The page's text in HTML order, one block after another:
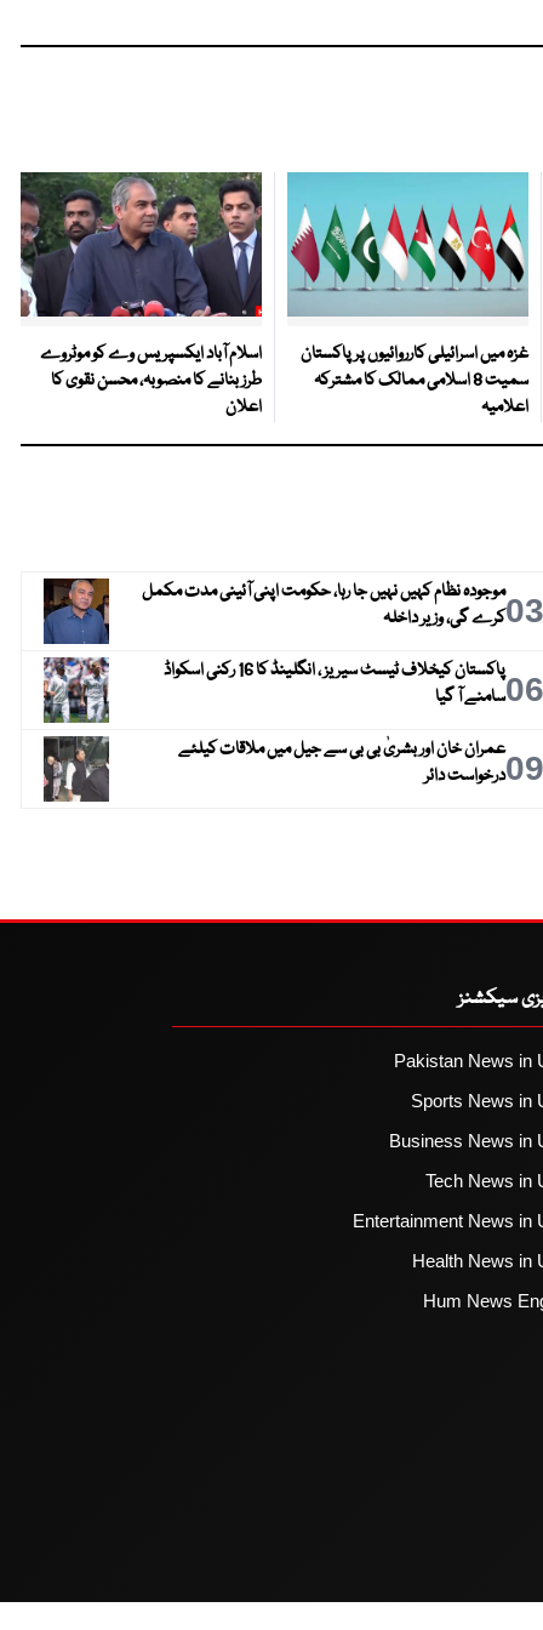
غزہ میں اسرائیلی کارروائیوں پر پاکستان
سمیت 8 اسلامی ممالک کا مشترکہ
اعلامیہ
اسلام آباد ایکسپریس وے کو موٹروے
طرز بنانے کا منصوبہ، محسن نقوی کا
اعلان
03موجودہ نظام کہیں نہیں جا رہا، حکومت اپنی آئینی مدت مکمل
کرے گی، وزیر داخلہ
06
پاکستان کیخلاف ٹیسٹ سیریز ، انگلینڈ کا 16 رکنی اسکواڈ
سامنے آ گیا
09عمران خان اور بشریٰ بی بی سے جیل میں ملاقات کیلئے
درخواست دائر
سیکشنز
Pakistan News in
Sports News in
Business News in
Tech News in
Entertainment News in
Health News in
Hum News